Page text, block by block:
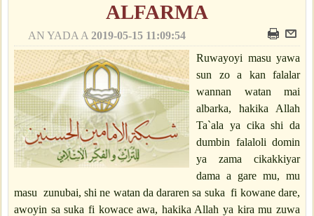
ALFARMA
AN YADA A 2019-05-15 11:09:54
Ruwayoyi masu yawa
sun zo a kan falalar
wannan watan mai
albarka, hakika Allah
Ta`ala ya cika shi da
dumbin falaloli domin
ya zama cikakkiyar
dama a gare mu, mu
masu zunubai, shi ne watan da dararen sa suka fi kowane dare,
awoyin sa suka fi kowace awa, hakika Allah ya kira mu zuwa